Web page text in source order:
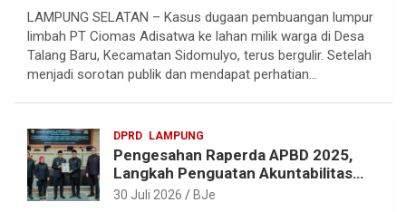
l
e
g
m
c
e
b
k
n
t
e
s
t
a
t
s
p
LAMPUNG SELATAN – Kasus dugaan pembuangan lumpur
limbah PT Ciomas Adisatwa ke lahan milik warga di Desa
Talang Baru, Kecamatan Sidomulyo, terus bergulir. Setelah
menjadi sorotan publik dan mendapat perhatian…
DPRD LAMPUNG
Pengesahan Raperda APBD 2025,
Langkah Penguatan Akuntabilitas
dan Pembangunan Lampung
30 Juli 2026 BJe